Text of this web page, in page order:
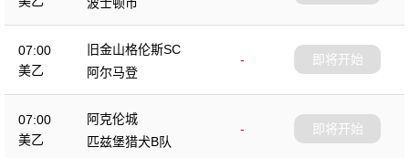
07:00
美乙
旧金山格伦斯SC
-
阿尔马登
即将开始
07:00
美乙
阿克伦城
-
匹兹堡猎犬B队
即将开始